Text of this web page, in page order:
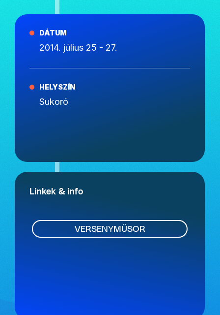
DÁTUM
2014. július 25 - 27.
HELYSZÍN
Sukoró
Linkek & info
VERSENYMŰSOR